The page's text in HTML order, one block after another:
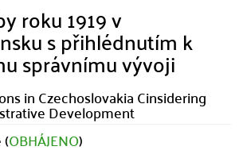
roku 1919 v
s přihlédnutím k
správnímu vývoji
in Czechoslovakia Cinsidering
Development
(OBHÁJENO)